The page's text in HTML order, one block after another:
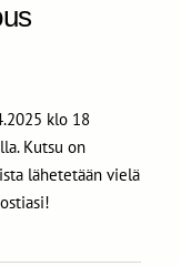
klo 18
Kutsu on
lähetetään vielä